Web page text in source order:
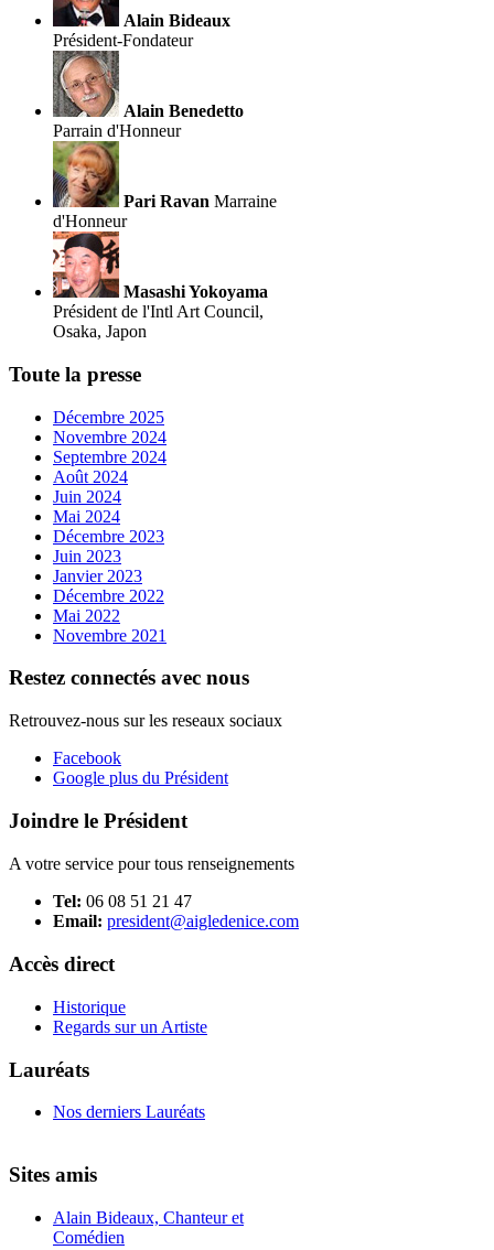
Alain Bideaux
Président-Fondateur
Alain Benedetto
Parrain d'Honneur
Pari Ravan Marraine
d'Honneur
Masashi Yokoyama
Président de l'Intl Art Council,
Osaka, Japon
Toute la presse
Décembre 2025
Novembre 2024
Septembre 2024
Août 2024
Juin 2024
Mai 2024
Décembre 2023
Juin 2023
Janvier 2023
Décembre 2022
Mai 2022
Novembre 2021
Restez connectés avec nous
Retrouvez-nous sur les reseaux sociaux
Facebook
Google plus du Président
Joindre le Président
A votre service pour tous renseignements
Tel: 06 08 51 21 47
Email: president@aigledenice.com
Accès direct
Historique
Regards sur un Artiste
Lauréats
Nos derniers Lauréats
Sites amis
Alain Bideaux, Chanteur et
Comédien